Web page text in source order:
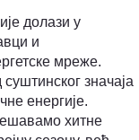
долази у
и
мреже.
значаја
енергије.
хитне